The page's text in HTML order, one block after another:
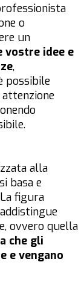
o
un
vostre idee e
,
possibile
alla
basa e
figura
ovvero quella
che gli
e vengano